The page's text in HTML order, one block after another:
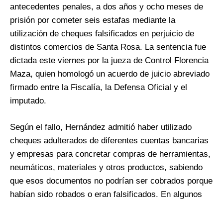
antecedentes penales, a dos años y ocho meses de
prisión por cometer seis estafas mediante la
utilización de cheques falsificados en perjuicio de
distintos comercios de Santa Rosa. La sentencia fue
dictada este viernes por la jueza de Control Florencia
Maza, quien homologó un acuerdo de juicio abreviado
firmado entre la Fiscalía, la Defensa Oficial y el
imputado.
Según el fallo, Hernández admitió haber utilizado
cheques adulterados de diferentes cuentas bancarias
y empresas para concretar compras de herramientas,
neumáticos, materiales y otros productos, sabiendo
que esos documentos no podrían ser cobrados porque
habían sido robados o eran falsificados. En algunos